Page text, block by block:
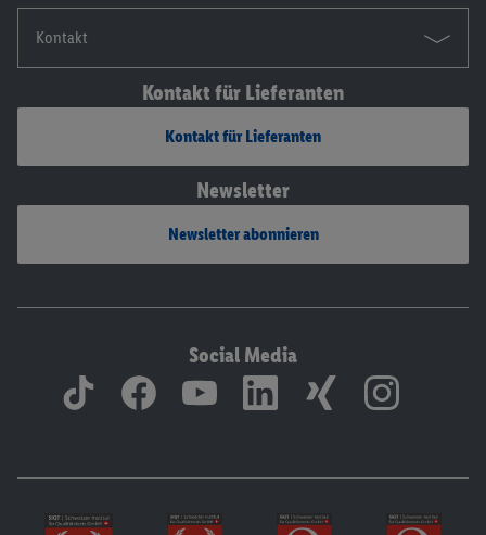
Kontakt
Kontakt für Lieferanten
Kontakt für Lieferanten
Newsletter
Newsletter abonnieren
Social Media